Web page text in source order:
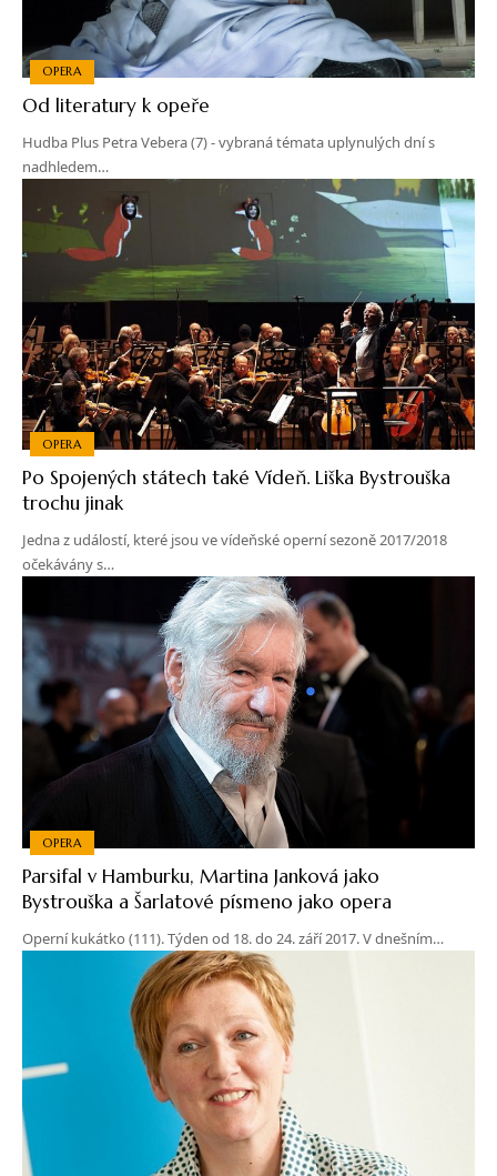
OPERA
Od literatury k opeře
Hudba Plus Petra Vebera (7) - vybraná témata uplynulých dní s
nadhledem…
OPERA
Po Spojených státech také Vídeň. Liška Bystrouška
trochu jinak
Jedna z událostí, které jsou ve vídeňské operní sezoně 2017/2018
očekávány s…
OPERA
Parsifal v Hamburku, Martina Janková jako
Bystrouška a Šarlatové písmeno jako opera
Operní kukátko (111). Týden od 18. do 24. září 2017. V dnešním…